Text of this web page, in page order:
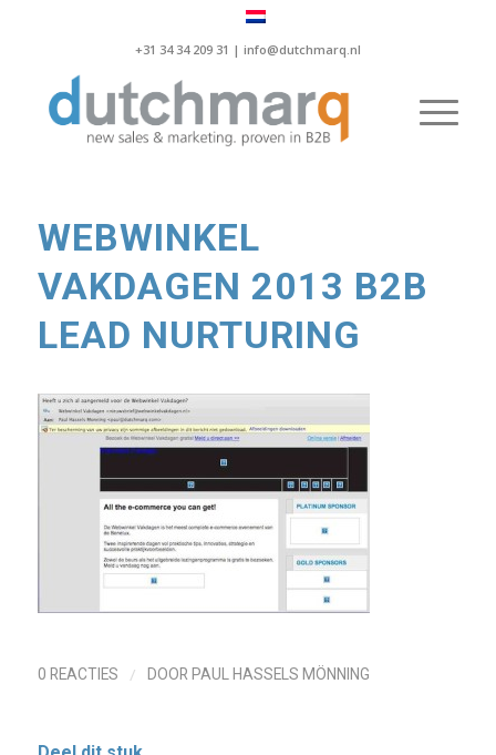
+31 34 34 209 31 | info@dutchmarq.nl
WEBWINKEL
VAKDAGEN 2013 B2B
LEAD NURTURING
0 REACTIES / DOOR PAUL HASSELS MÖNNING